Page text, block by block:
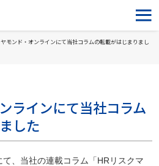
モンド・オンラインにて当社コラムの転載がはじまりまし
ラインにて当社コラム
した
、当社の連載コラム「HRリスクマ